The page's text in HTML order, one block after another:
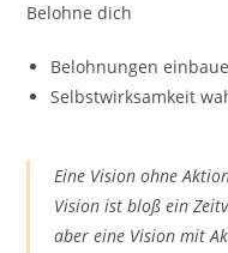
Belohne dich
Belohnungen
Selbstwirksamkeit
Eine Vision ohne
Vision ist bloß ein
aber eine Vision mit